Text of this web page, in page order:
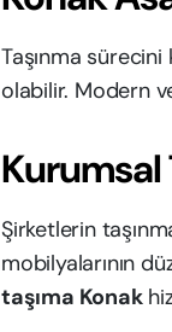
Taşınma
olabilir. Modern
Kurumsal
Şirketlerin
mobilyalarının
taşıma Konak